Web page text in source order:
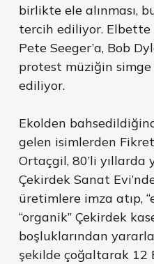
birlikte ele alınması,
tercih ediliyor. Elbette
Pete Seeger’a, Bob
protest müziğin
ediliyor.
Ekolden
gelen isimlerden
Ortaçgil, 80’li yıllarda
Çekirdek Sanat
üretimlere imza atıp,
“organik” Çekirdek
boşluklarından
şekilde çoğaltarak 12